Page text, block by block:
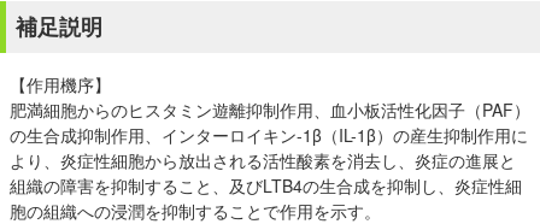
補足説明
【作用機序】
肥満細胞からのヒスタミン遊離抑制作用、血小板活性化因子（PAF）
の生合成抑制作用、インターロイキン-1β（IL-1β）の産生抑制作用に
より、炎症性細胞から放出される活性酸素を消去し、炎症の進展と
組織の障害を抑制すること、及びLTB4の生合成を抑制し、炎症性細
胞の組織への浸潤を抑制することで作用を示す。